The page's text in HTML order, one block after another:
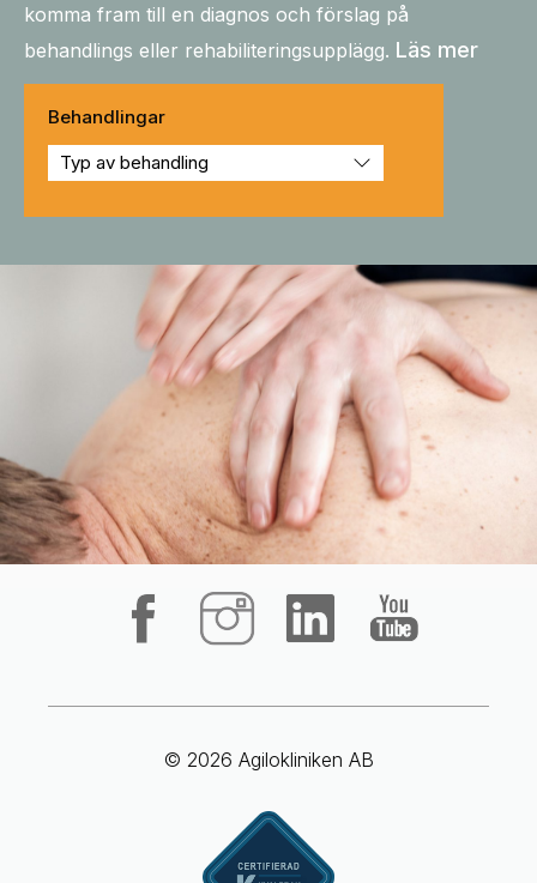
komma fram till en diagnos och förslag på
behandlings eller rehabiliteringsupplägg. Läs mer
Behandlingar
© 2026 Agilokliniken AB